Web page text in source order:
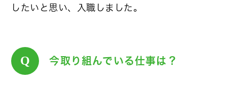
したいと思い、入職しました。
Q 今取り組んでいる仕事は？